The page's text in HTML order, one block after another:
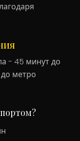
- 45 минут до
метро